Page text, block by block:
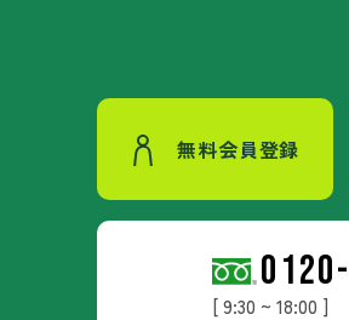
無料会員登録
[ 9:30 ~ 18:00 ]